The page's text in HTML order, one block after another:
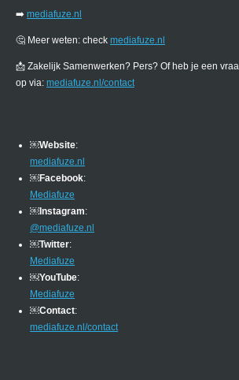
➡️ mediafuze.nl
🤔 Meer weten: check mediafuze.nl
📩 Zakelijk Samenwerken? Pers? Of heb je een
op via: mediafuze.nl/contact
￼Website:
mediafuze.nl
￼Facebook:
Mediafuze
￼Instagram:
@mediafuze.nl
￼Twitter:
Mediafuze
￼YouTube:
Mediafuze
￼Contact:
mediafuze.nl/contact